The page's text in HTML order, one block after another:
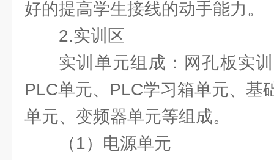
好的提高学生接线的动手能力。
2.实训区
实训单元组成：网孔板实
PLC单元、PLC学习箱单元、基
单元、变频器单元等组成。
（1）电源单元